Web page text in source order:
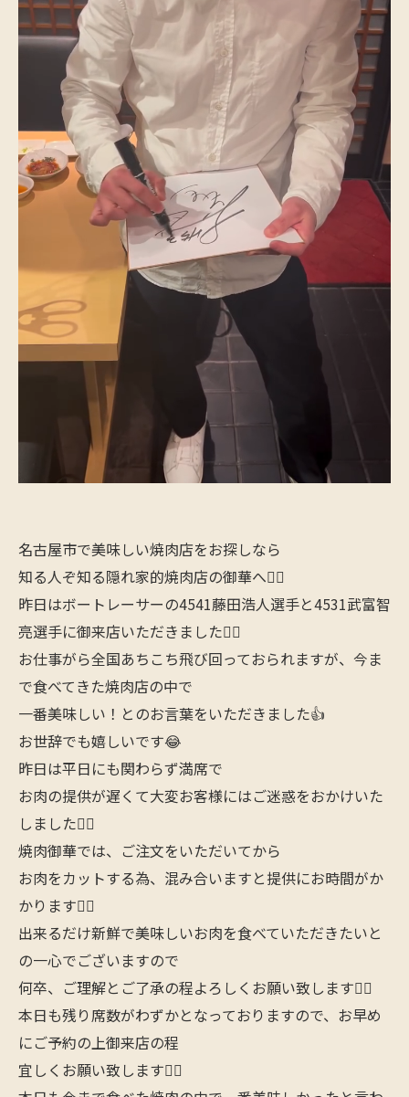
名古屋市で美味しい焼肉店をお探しなら
知る人ぞ知る隠れ家的焼肉店の御華へ🙋‍♂️
昨日はボートレーサーの4541藤田浩人選手と4531武富智
亮選手に御来店いただきました🙋‍♂️
お仕事がら全国あちこち飛び回っておられますが、今ま
で食べてきた焼肉店の中で
一番美味しい！とのお言葉をいただきました👍
お世辞でも嬉しいです😂
昨日は平日にも関わらず満席で
お肉の提供が遅くて大変お客様にはご迷惑をおかけいた
しました🙇‍♂️
焼肉御華では、ご注文をいただいてから
お肉をカットする為、混み合いますと提供にお時間がか
かります🙇‍♂️
出来るだけ新鮮で美味しいお肉を食べていただきたいと
の一心でございますので
何卒、ご理解とご了承の程よろしくお願い致します🙇‍♂️
本日も残り席数がわずかとなっておりますので、お早め
にご予約の上御来店の程
宜しくお願い致します🙇‍♂️